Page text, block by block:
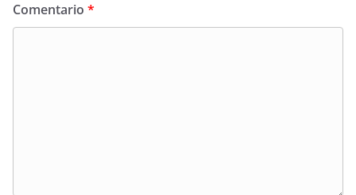
Comentario *